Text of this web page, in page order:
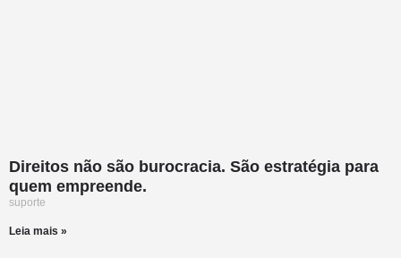
Direitos não são burocracia. São estratégia para
quem empreende.
suporte
Leia mais »